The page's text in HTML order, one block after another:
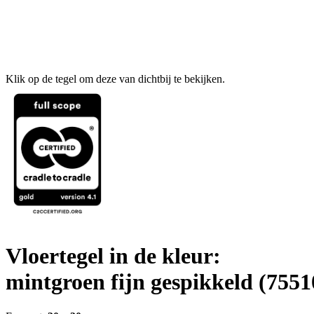
Klik op de tegel om deze van dichtbij te bekijken.
Vloertegel in de kleur:
mintgroen fijn gespikkeld